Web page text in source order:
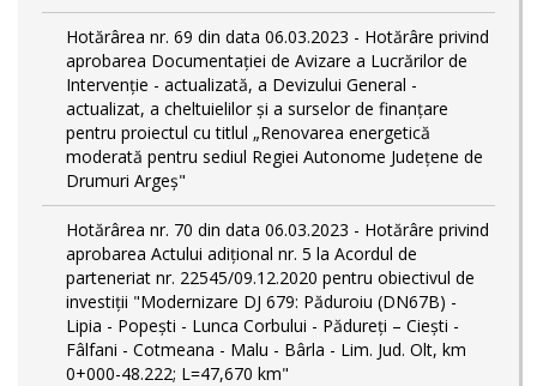
Hotărârea nr. 69 din data 06.03.2023 - Hotărâre privind
aprobarea Documentației de Avizare a Lucrărilor de
Intervenție - actualizată, a Devizului General -
actualizat, a cheltuielilor și a surselor de finanțare
pentru proiectul cu titlul „Renovarea energetică
moderată pentru sediul Regiei Autonome Județene de
Drumuri Argeș"
Hotărârea nr. 70 din data 06.03.2023 - Hotărâre privind
aprobarea Actului adițional nr. 5 la Acordul de
parteneriat nr. 22545/09.12.2020 pentru obiectivul de
investiții "Modernizare DJ 679: Păduroiu (DN67B) -
Lipia - Popești - Lunca Corbului - Pădureți – Ciești -
Fâlfani - Cotmeana - Malu - Bârla - Lim. Jud. Olt, km
0+000-48.222; L=47,670 km"